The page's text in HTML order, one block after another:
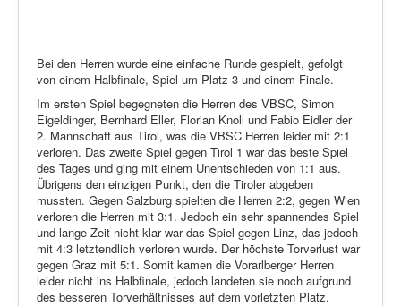
Bei den Herren wurde eine einfache Runde gespielt, gefolgt
von einem Halbfinale, Spiel um Platz 3 und einem Finale.
Im ersten Spiel begegneten die Herren des VBSC, Simon
Eigeldinger, Bernhard Eller, Florian Knoll und Fabio Eidler der
2. Mannschaft aus Tirol, was die VBSC Herren leider mit 2:1
verloren. Das zweite Spiel gegen Tirol 1 war das beste Spiel
des Tages und ging mit einem Unentschieden von 1:1 aus.
Übrigens den einzigen Punkt, den die Tiroler abgeben
mussten. Gegen Salzburg spielten die Herren 2:2, gegen Wien
verloren die Herren mit 3:1. Jedoch ein sehr spannendes Spiel
und lange Zeit nicht klar war das Spiel gegen Linz, das jedoch
mit 4:3 letztendlich verloren wurde. Der höchste Torverlust war
gegen Graz mit 5:1. Somit kamen die Vorarlberger Herren
leider nicht ins Halbfinale, jedoch landeten sie noch aufgrund
des besseren Torverhältnisses auf dem vorletzten Platz.